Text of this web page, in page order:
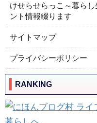
けせらせらっこ～暮ら
ント情報綴ります
サイトマップ
プライバシーポリシー
RANKING